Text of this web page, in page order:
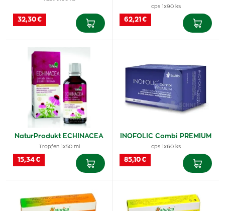
32,30 €
cps 1x90 ks
62,21 €
NaturProdukt ECHINACEA
Tropfen 1x50 ml
15,34 €
INOFOLIC Combi PREMIUM
cps 1x60 ks
85,10 €